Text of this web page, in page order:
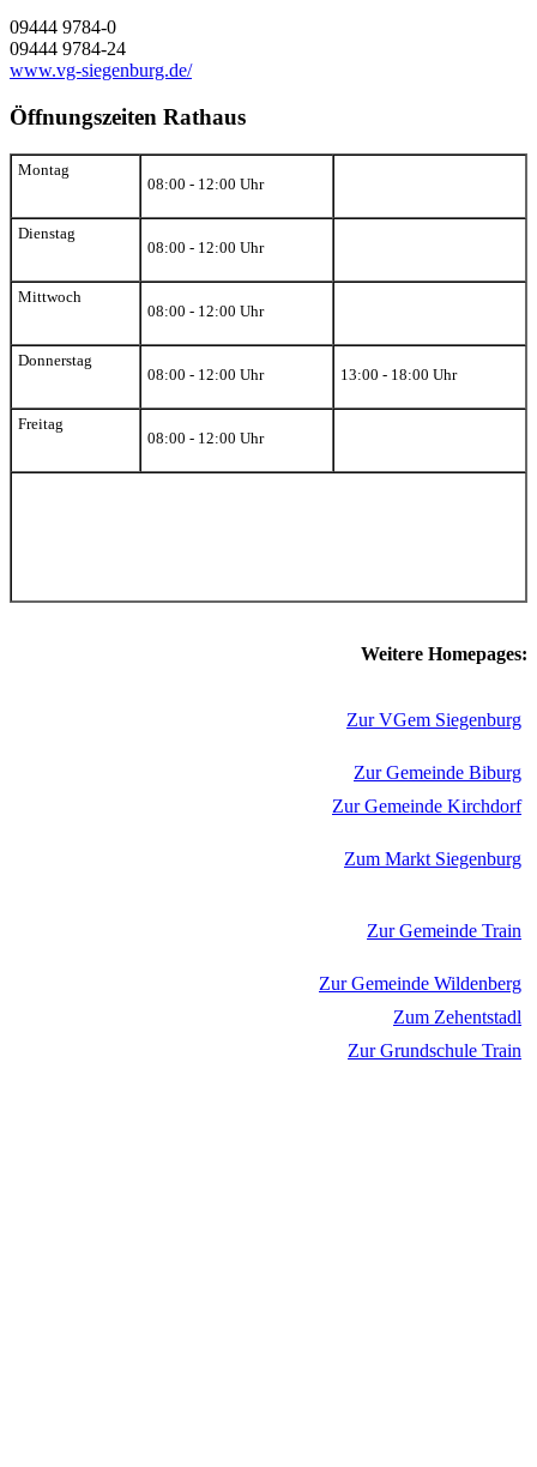
09444 9784-0
09444 9784-24
www.vg-siegenburg.de/
Öffnungszeiten Rathaus
Montag
08:00 - 12:00 Uhr
Dienstag
08:00 - 12:00 Uhr
Mittwoch
08:00 - 12:00 Uhr
Donnerstag
08:00 - 12:00 Uhr
13:00 - 18:00 Uhr
Freitag
08:00 - 12:00 Uhr
Weitere Homepages:
Zur VGem Siegenburg
Zur Gemeinde Biburg
Zur Gemeinde Kirchdorf
Zum Markt Siegenburg
Zur Gemeinde Train
Zur Gemeinde Wildenberg
Zum Zehentstadl
Zur Grundschule Train